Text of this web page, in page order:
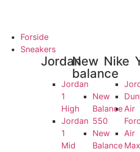
Forside
Sneakers
Jordan
Jordan
1
High
Jordan
1
Mid
New
balance
New
Balance
550
New
Balance
Nike
Air
Air
Max